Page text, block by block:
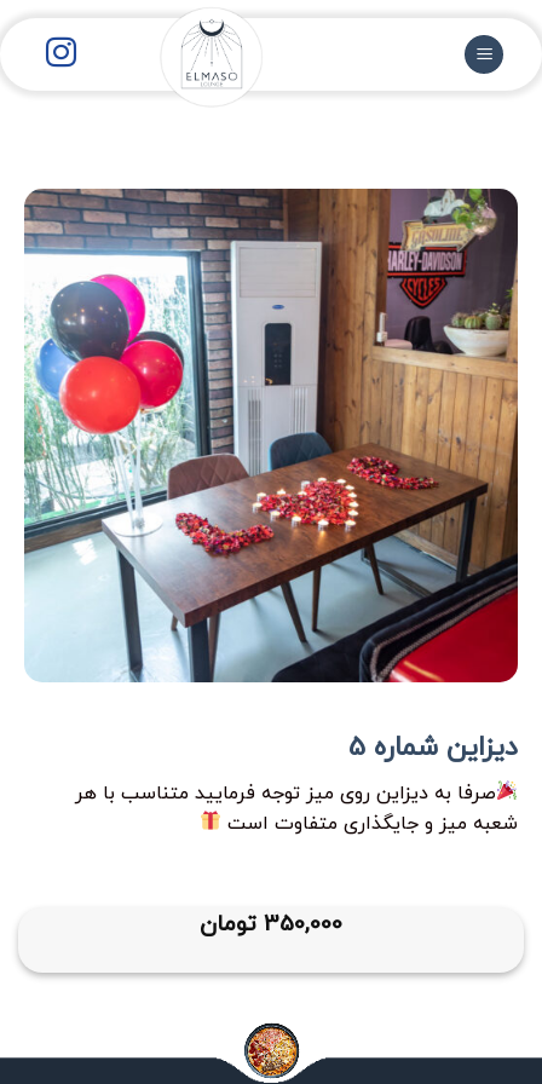
محتوا
دیزاین شماره 5
صرفا به دیزاین روی میز توجه فرمایید متناسب با هر
شعبه میز و جایگذاری متفاوت است
350,000 تومان